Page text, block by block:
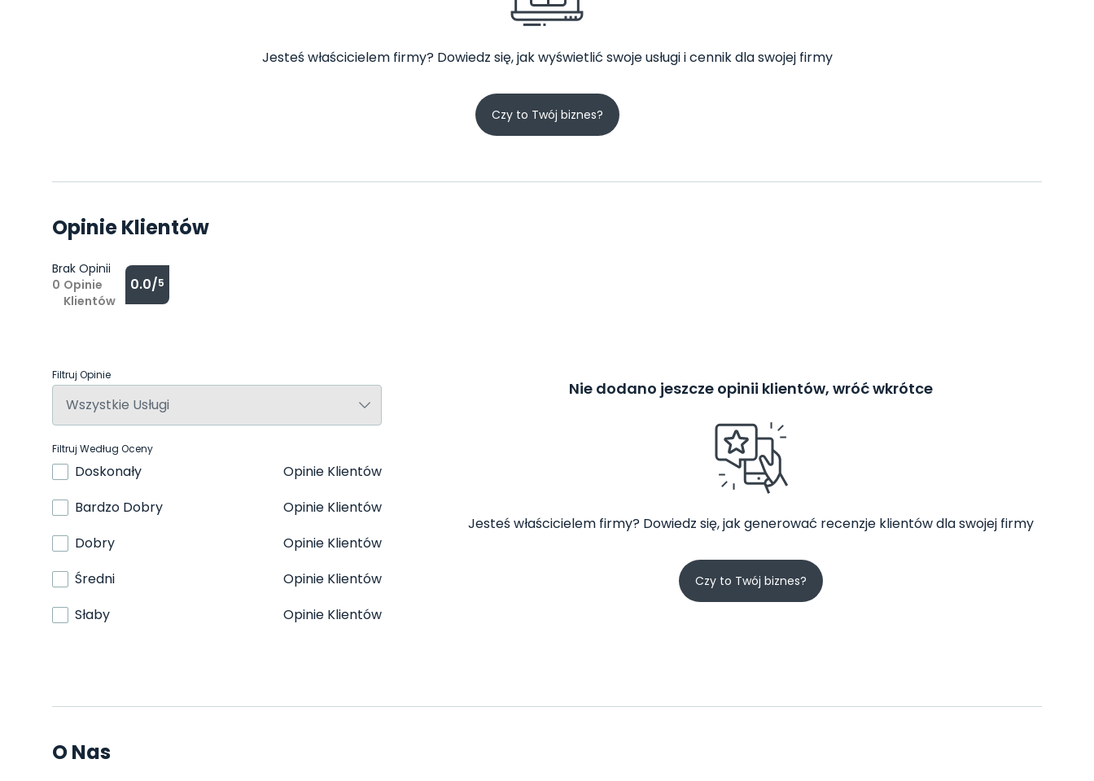
Jesteś właścicielem firmy? Dowiedz się, jak wyświetlić swoje usługi i cennik dla swojej firmy
Czy to Twój biznes?
Opinie Klientów
Brak Opinii
0 Opinie
Klientów
0.0/5
Filtruj Opinie
Filtruj Według Oceny
Doskonały
Opinie Klientów
Bardzo Dobry
Opinie Klientów
Dobry
Opinie Klientów
Średni
Opinie Klientów
Słaby
Opinie Klientów
Nie dodano jeszcze opinii klientów, wróć wkrótce
Jesteś właścicielem firmy? Dowiedz się, jak generować recenzje klientów dla swojej firmy
Czy to Twój biznes?
O Nas